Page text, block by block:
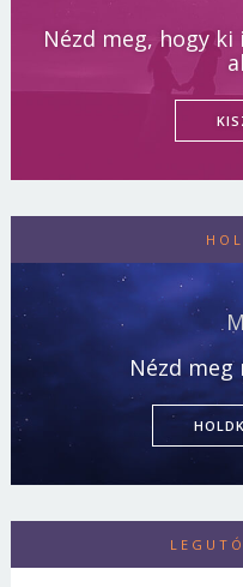
Nézd meg, hogy
Nézd meg